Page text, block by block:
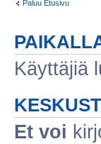
Paluu Etusivu
Käyttäjiä
Et voi